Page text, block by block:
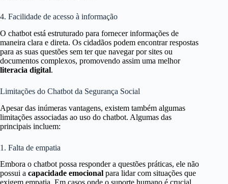
4. Facilidade de acesso à informação
O chatbot está estruturado para fornecer informações de
maneira clara e direta. Os cidadãos podem encontrar respostas
para as suas questões sem ter que navegar por sites ou
documentos complexos, promovendo assim uma melhor
literacia digital.
Limitações do Chatbot da Segurança Social
Apesar das inúmeras vantagens, existem também algumas
limitações associadas ao uso do chatbot. Algumas das
principais incluem:
1. Falta de empatia
Embora o chatbot possa responder a questões práticas, ele não
possui a capacidade emocional para lidar com situações que